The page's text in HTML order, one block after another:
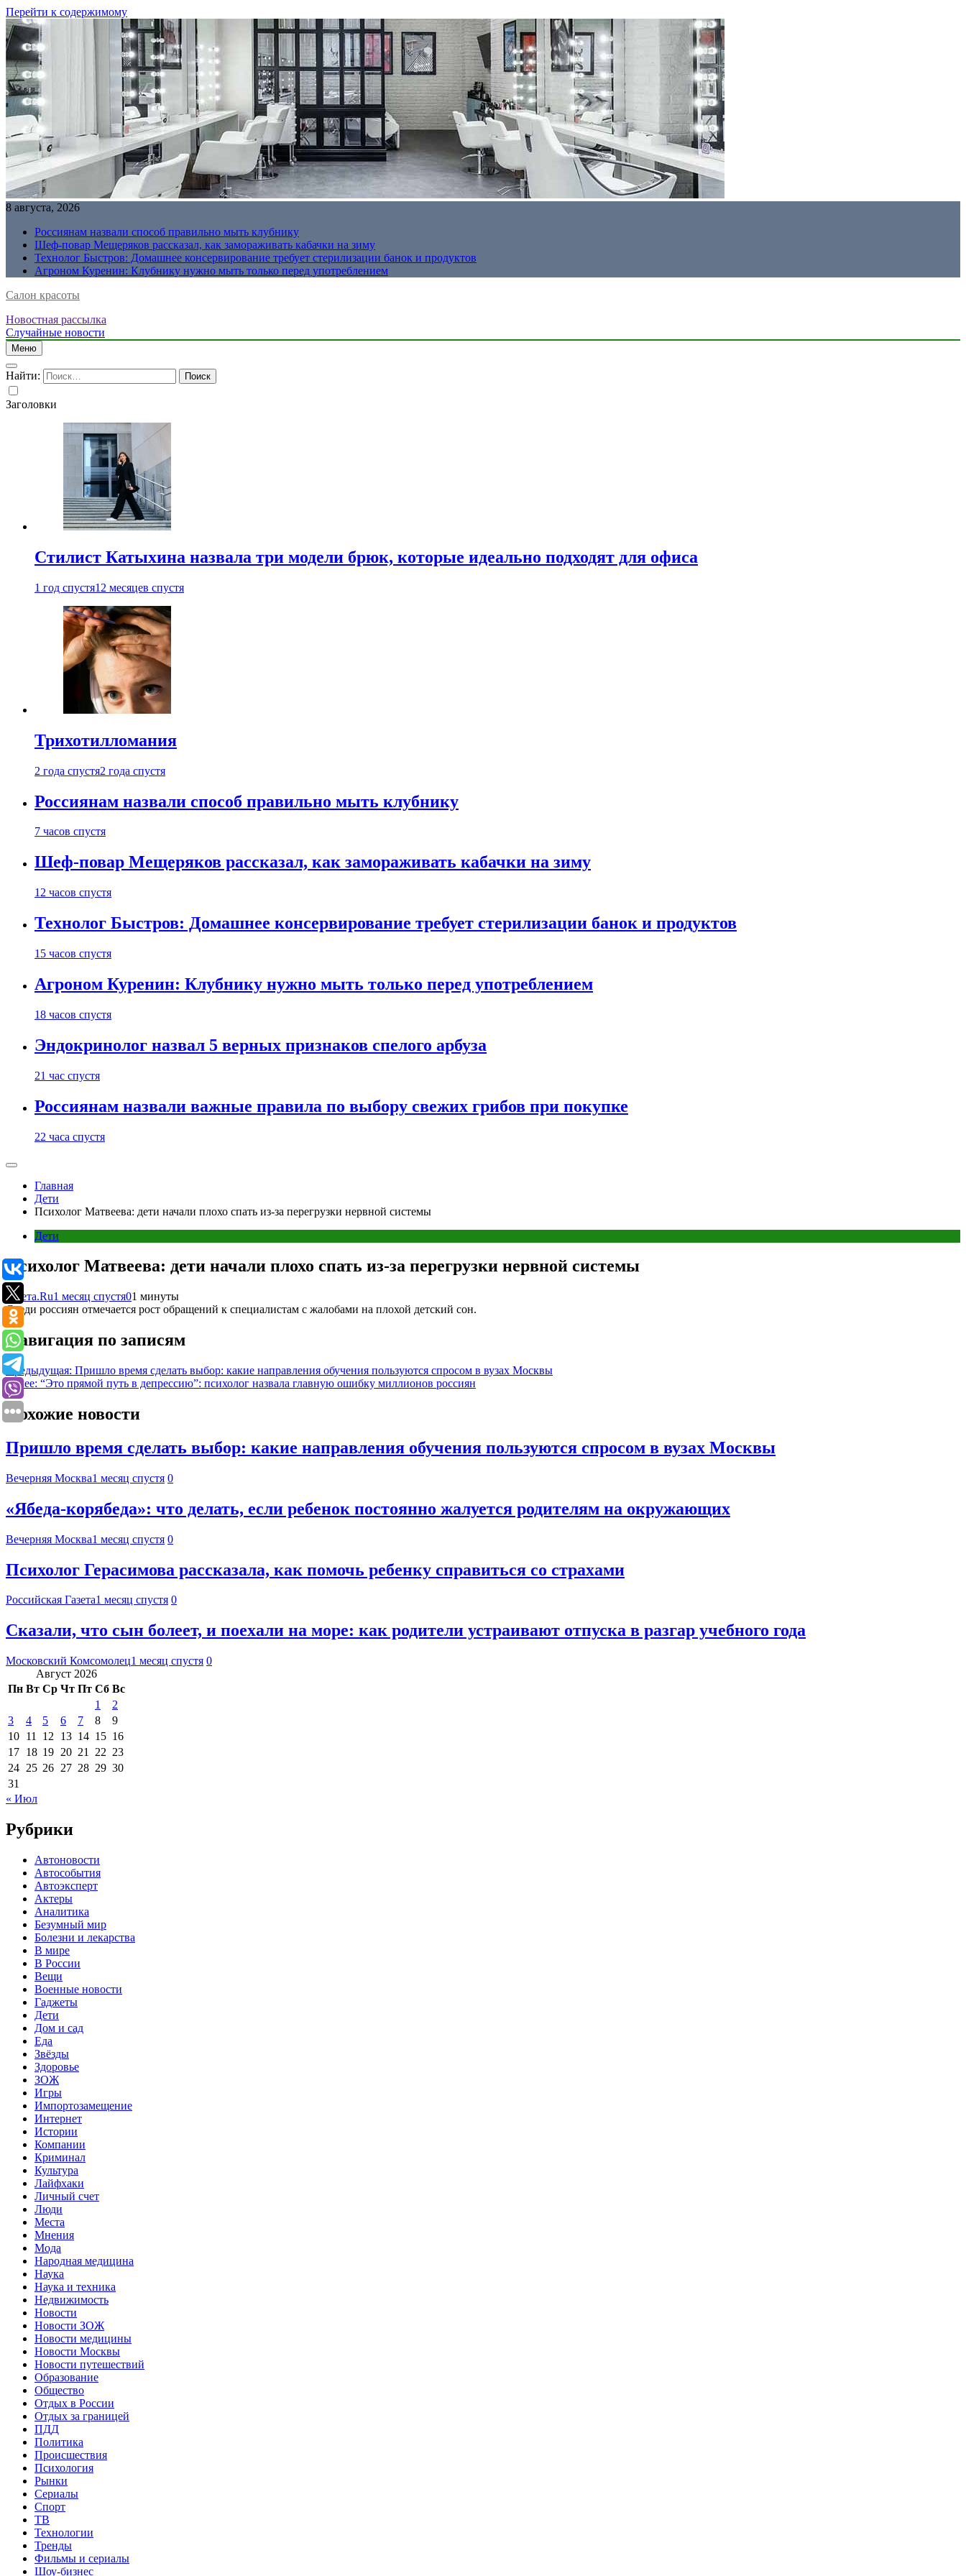
Перейти к содержимому
8 августа, 2026
Россиянам назвали способ правильно мыть клубнику
Шеф-повар Мещеряков рассказал, как замораживать кабачки на зиму
Технолог Быстров: Домашнее консервирование требует стерилизации банок и продуктов
Агроном Куренин: Клубнику нужно мыть только перед употреблением
Салон красоты
Новостная рассылка
Случайные новости
Меню
Найти:
Заголовки
Стилист Катыхина назвала три модели брюк, которые идеально подходят для офиса
1 год спустя12 месяцев спустя
Трихотилломания
2 года спустя2 года спустя
Россиянам назвали способ правильно мыть клубнику
7 часов спустя
Шеф-повар Мещеряков рассказал, как замораживать кабачки на зиму
12 часов спустя
Технолог Быстров: Домашнее консервирование требует стерилизации банок и продуктов
15 часов спустя
Агроном Куренин: Клубнику нужно мыть только перед употреблением
18 часов спустя
Эндокринолог назвал 5 верных признаков спелого арбуза
21 час спустя
Россиянам назвали важные правила по выбору свежих грибов при покупке
22 часа спустя
Главная
Дети
Психолог Матвеева: дети начали плохо спать из-за перегрузки нервной системы
Дети
Психолог Матвеева: дети начали плохо спать из-за перегрузки нервной системы
Газета.Ru1 месяц спустя01 минуты
Среди россиян отмечается рост обращений к специалистам с жалобами на плохой детский сон.
Навигация по записям
Предыдущая: Пришло время сделать выбор: какие направления обучения пользуются спросом в вузах Москвы
Далее: “Это прямой путь в депрессию”: психолог назвала главную ошибку миллионов россиян
Похожие новости
Пришло время сделать выбор: какие направления обучения пользуются спросом в вузах Москвы
Вечерняя Москва1 месяц спустя 0
«Ябеда-корябеда»: что делать, если ребенок постоянно жалуется родителям на окружающих
Вечерняя Москва1 месяц спустя 0
Психолог Герасимова рассказала, как помочь ребенку справиться со страхами
Российская Газета1 месяц спустя 0
Сказали, что сын болеет, и поехали на море: как родители устраивают отпуска в разгар учебного года
Московский Комсомолец1 месяц спустя 0
Август 2026
Пн Вт Ср Чт Пт Сб Вс
1
2
3
4 5 6 7 8
9
10 11 12 13 14 15 16
17 18 19 20 21 22 23
24 25 26 27 28 29 30
31
« Июл
Рубрики
Автоновости
Автособытия
Автоэксперт
Актеры
Аналитика
Безумный мир
Болезни и лекарства
В мире
В России
Вещи
Военные новости
Гаджеты
Дети
Дом и сад
Еда
Звёзды
Здоровье
ЗОЖ
Игры
Импортозамещение
Интернет
Истории
Компании
Криминал
Культура
Лайфхаки
Личный счет
Люди
Места
Мнения
Мода
Народная медицина
Наука
Наука и техника
Недвижимость
Новости
Новости ЗОЖ
Новости медицины
Новости Москвы
Новости путешествий
Образование
Общество
Отдых в России
Отдых за границей
ПДД
Политика
Происшествия
Психология
Рынки
Сериалы
Спорт
ТВ
Технологии
Тренды
Фильмы и сериалы
Шоу-бизнес